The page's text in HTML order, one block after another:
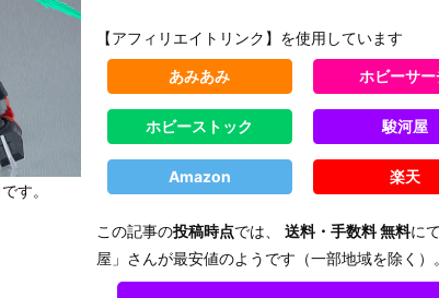
す。
【アフィリエイトリンク】を使用しています
あみあみ ホビーサー
ホビーストック 駿河屋
Amazon 楽天
この記事の投稿時点では、送料・手数料 無料に
屋」さんが最安値のようです（一部地域を除く）。